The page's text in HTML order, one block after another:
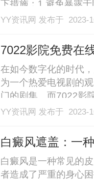
下措施：1.避免暴露
作用，容易引发白癜
肤。2.注意饮食调理
YY资讯网 发布于 2023-
7022影院免费在
在如今数字化的时代
为一个热爱电视剧的
门的剧集。而7022影
最火电视剧的平台。
付费。只需要在搜索
YY资讯网 发布于 2023-
白癜风遮盖：一
白癜风是一种常见的
者造成了严重的身心